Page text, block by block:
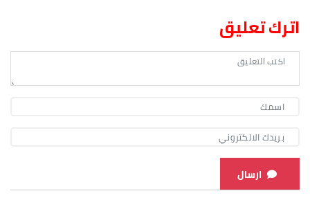
اترك تعليق
ارسال